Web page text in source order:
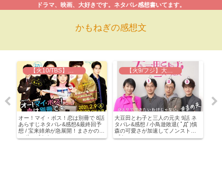
かもねぎの感想文
ドラマ、映画、大好きです。ネタバレ感想書いてます。
【火10/TBS】オー！マイ・ボス！恋は別冊で
オー！マイ・ボス！恋は別冊で 8話
あらすじネタバレ&感想&最終回予
想 / 宝来姉弟が急展開！まさかのプ
ロポーズ！！
【火9/フジ】大豆田とわ子と三人の元夫
大豆田とわ子と三人の元夫 9話 ネ
タバレ&感想 / 小鳥遊敗退( ﾟДﾟ)慎
森の可愛さが加速してノンストッ
プ！